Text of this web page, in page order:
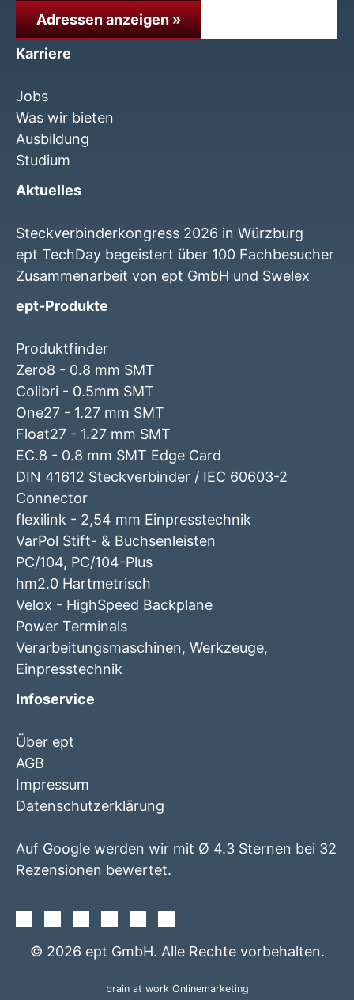
Adressen anzeigen »
Karriere
Jobs
Was wir bieten
Ausbildung
Studium
Aktuelles
Steckverbinderkongress 2026 in Würzburg
ept TechDay begeistert über 100 Fachbesucher
Zusammenarbeit von ept GmbH und Swelex
ept-Produkte
Produktfinder
Zero8 - 0.8 mm SMT
Colibri - 0.5mm SMT
One27 - 1.27 mm SMT
Float27 - 1.27 mm SMT
EC.8 - 0.8 mm SMT Edge Card
DIN 41612 Steckverbinder / IEC 60603-2
Connector
flexilink - 2,54 mm Einpresstechnik
VarPol Stift- & Buchsenleisten
PC/104, PC/104-Plus
hm2.0 Hartmetrisch
Velox - HighSpeed Backplane
Power Terminals
Verarbeitungsmaschinen, Werkzeuge,
Einpresstechnik
Infoservice
Über ept
AGB
Impressum
Datenschutzerklärung
Auf Google werden wir mit Ø 4.3 Sternen bei 32
Rezensionen bewertet.
© 2026 ept GmbH. Alle Rechte vorbehalten.
brain at work Onlinemarketing